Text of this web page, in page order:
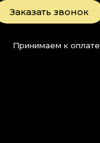
Заказать звонок
Принимаем к оплате